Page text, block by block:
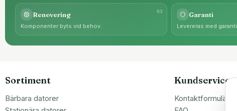
03
Renovering
Komponenter byts vid behov.
Garanti
Levereras med garanti.
Sortiment
Bärbara datorer
Kundservice
Kontaktformulär